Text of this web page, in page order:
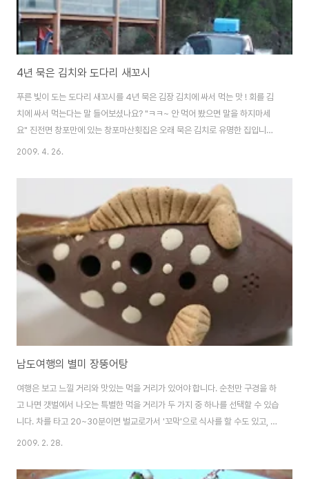
4년 묵은 김치와 도다리 새꼬시
푸른 빛이 도는 도다리 새꼬시를 4년 묵은 김장 김치에 싸서 먹는 맛 ! 회를 김
치에 싸서 먹는다는 말 들어보셨나요? "ㅋㅋ~ 안 먹어 봤으면 말을 하지마세
요" 진전면 창포만에 있는 창포마산횟집은 오래 묵은 김치로 유명한 집입니다.
지난 주 목요일, 마산에서 고성동해면으로 가는 '동진교' 바로 못 미친 곳에 있
는 동료들과 함께 이른바 '회식'을 하러 갔습니다. 단체 살림이 넉넉하지 않기
때문에 자연산 도다리회를 먹는 '호사'를 누리는 일은 흔한 일이 아닙니다. 몇
차례 행사를 치르면서 생긴 공동식사 비용을 모아서 3년 만에 '창포 마산횟
집'을 다시 찾았습니다. 4년 묵은 김치와 도다리가 만날 때 차를 타고 가면서
전화로 예약을 ..
2009. 4. 26.
남도여행의 별미 장뚱어탕
여행은 보고 느낄 거리와 맛있는 먹을 거리가 있어야 합니다. 순천만 구경을 하
고 나면 갯벌에서 나오는 특별한 먹을 거리가 두 가지 중 하나를 선택할 수 있습
니다. 차를 타고 20~30분이면 벌교로가서 '꼬막'으로 식사를 할 수도 있고, 순
천만 갈대밭 근처에서 '장뚱어 매운탕'을 먹을 수도 있답니다. ▶ 순천, 벌교 여
③ 재미! 상상력! 시끌벅적 도시디자인 '순천' ④ 분단 너머, 통일향한 염원 담은
2009. 2. 28.